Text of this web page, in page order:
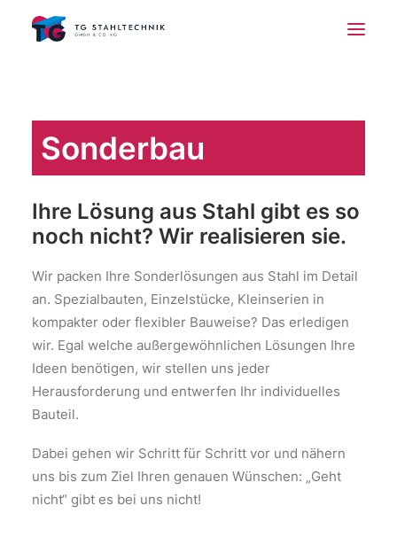
Über uns
Leistungen
Jobs
Sonderbau
Ihre Lösung aus Stahl gibt es so
noch nicht? Wir realisieren sie.
Wir packen Ihre Sonderlösungen aus Stahl im Detail
an. Spezialbauten, Einzelstücke, Kleinserien in
kompakter oder flexibler Bauweise? Das erledigen
wir. Egal welche außergewöhnlichen Lösungen Ihre
Ideen benötigen, wir stellen uns jeder
Herausforderung und entwerfen Ihr individuelles
Bauteil.
Dabei gehen wir Schritt für Schritt vor und nähern
uns bis zum Ziel Ihren genauen Wünschen: „Geht
nicht“ gibt es bei uns nicht!